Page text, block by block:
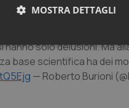
solo delusioni. Ma
base scientifica ha dei
— Roberto Burioni
MOSTRA DETTAGLI
Necessari